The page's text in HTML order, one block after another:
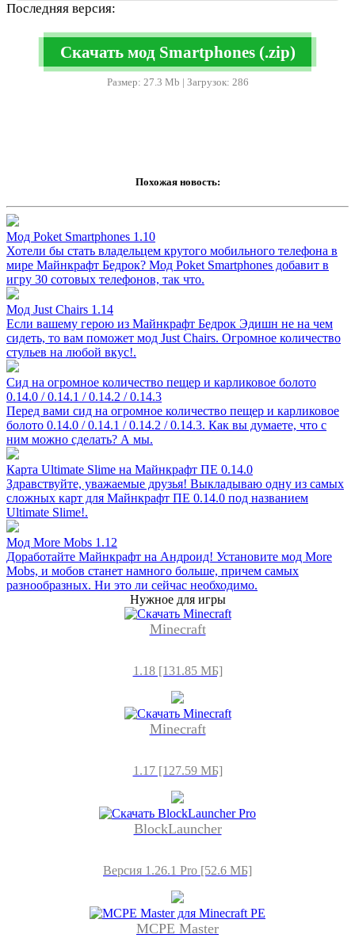
Последняя версия:
Скачать мод Smartphones (.zip)
Размер: 27.3 Mb | Загрузок: 286
Похожая новость:
Мод Poket Smartphones 1.10
Хотели бы стать владельцем крутого мобильного телефона в
мире Майнкрафт Бедрок? Мод Poket Smartphones добавит в
игру 30 сотовых телефонов, так что.
Мод Just Chairs 1.14
Если вашему герою из Майнкрафт Бедрок Эдишн не на чем
сидеть, то вам поможет мод Just Chairs. Огромное количество
стульев на любой вкус!.
Сид на огромное количество пещер и карликовое болото
0.14.0 / 0.14.1 / 0.14.2 / 0.14.3
Перед вами сид на огромное количество пещер и карликовое
болото 0.14.0 / 0.14.1 / 0.14.2 / 0.14.3. Как вы думаете, что с
ним можно сделать? А мы.
Карта Ultimate Slime на Майнкрафт ПЕ 0.14.0
Здравствуйте, уважаемые друзья! Выкладываю одну из самых
сложных карт для Майнкрафт ПЕ 0.14.0 под названием
Ultimate Slime!.
Мод More Mobs 1.12
Доработайте Майнкрафт на Андроид! Установите мод More
Mobs, и мобов станет намного больше, причем самых
разнообразных. Ни это ли сейчас необходимо.
Нужное для игры
Minecraft
1.18 [131.85 МБ]
Minecraft
1.17 [127.59 МБ]
BlockLauncher
Версия 1.26.1 Pro [52.6 МБ]
MCPE Master